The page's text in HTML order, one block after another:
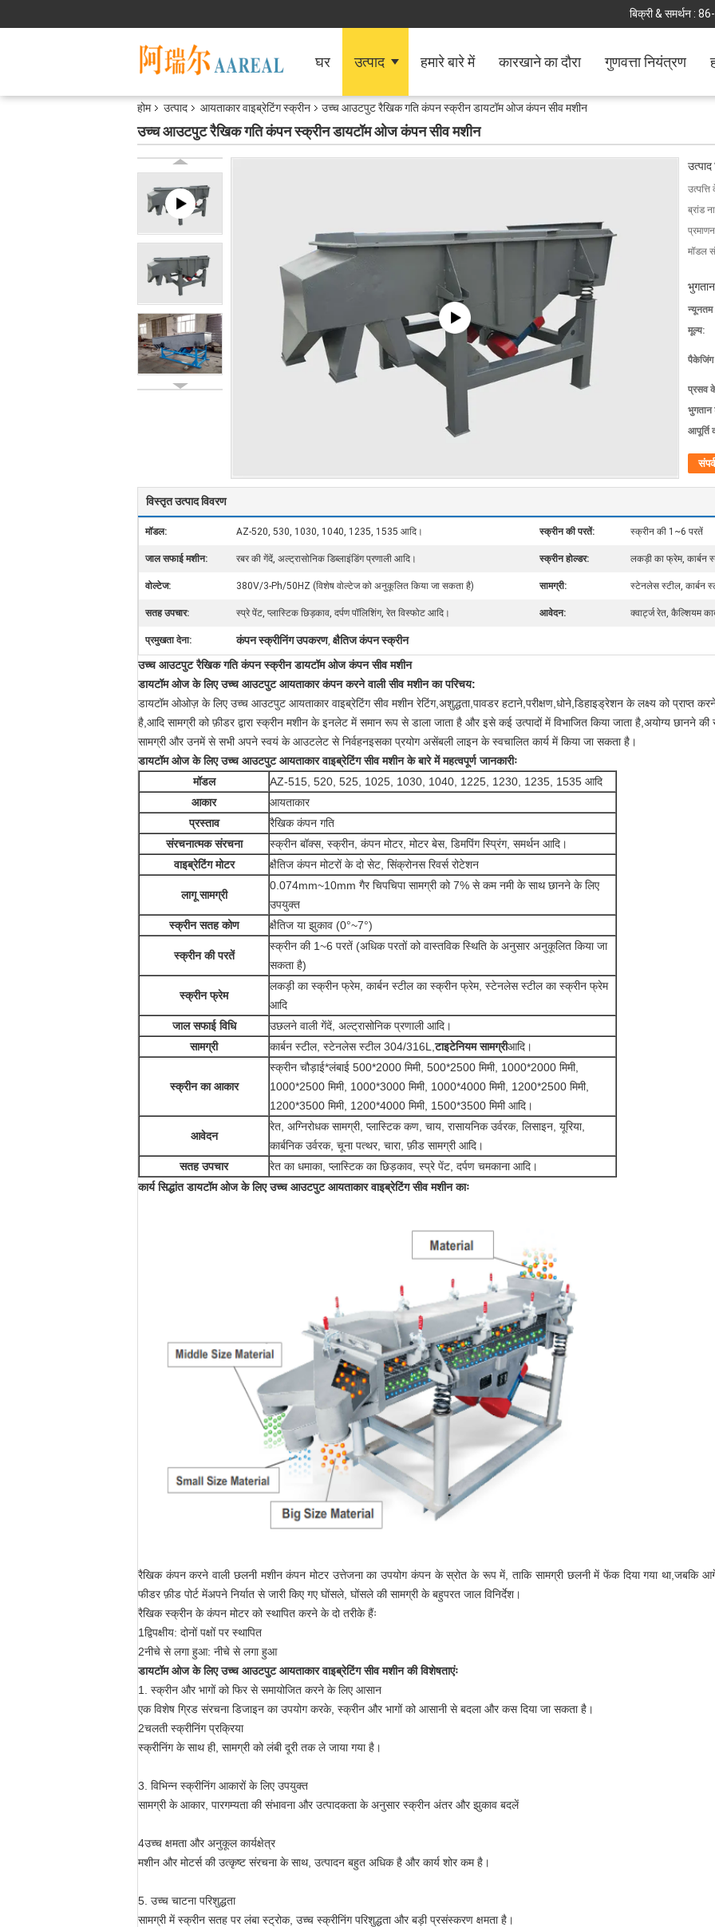
बिक्री & समर्थन :
घर उत्पाद हमारे बारे में कारखाने का दौरा गुणवत्ता नियंत्रण
होम उत्पाद आयताकार वाइब्रेटिंग स्क्रीन उच्च आउटपुट रैखिक गति कंपन स्क्रीन डायटॉम ओज कंपन सीव मशीन
उच्च आउटपुट रैखिक गति कंपन स्क्रीन डायटॉम ओज कंपन सीव मशीन
उत्पाद
ब्रांड
मॉडल
न्यूनतम
मूल्य:
पैकेजिंग
प्रसव
भुगतान
आपूर्ति
विस्तृत उत्पाद विवरण
मॉडल: AZ-520, 530, 1030, 1040, 1235, 1535 आदि। स्क्रीन की परतें: स्क्रीन की 1~6 परतें
जाल सफाई मशीन: रबर की गेंदें, अल्ट्रासोनिक डिब्लाइंडिंग प्रणाली आदि। स्क्रीन होल्डर: लकड़ी का फ्रेम, कार्बन
वोल्टेज: 380V/3-Ph/50HZ (विशेष वोल्टेज को अनुकूलित किया जा सकता है) सामग्री: स्टेनलेस स्टील, कार्बन
सतह उपचार: स्प्रे पेंट, प्लास्टिक छिड़काव, दर्पण पॉलिशिंग, रेत विस्फोट आदि। आवेदन: क्वार्ट्ज रेत, कैल्शियम
प्रमुखता देना: कंपन स्क्रीनिंग उपकरण, क्षैतिज कंपन स्क्रीन
उच्च आउटपुट रैखिक गति कंपन स्क्रीन डायटॉम ओज कंपन सीव मशीन
डायटॉम ओज के लिए उच्च आउटपुट आयताकार कंपन करने वाली सीव मशीन का परिचय:
डायटॉम ओओज़ के लिए उच्च आउटपुट आयताकार वाइब्रेटिंग सीव मशीन रेटिंग,अशुद्धता,पावडर हटाने,परीक्षण,धोने,डिहाइड्रेशन के लक्ष्य को प्राप्त
है,आदि सामग्री को फ़ीडर द्वारा स्क्रीन मशीन के इनलेट में समान रूप से डाला जाता है और इसे कई उत्पादों में विभाजित किया जाता है,अयोग्य छानने
सामग्री और उनमें से सभी अपने स्वयं के आउटलेट से निर्वहनइसका प्रयोग असेंबली लाइन के स्वचालित कार्य में किया जा सकता है।
डायटॉम ओज के लिए उच्च आउटपुट आयताकार वाइब्रेटिंग सीव मशीन के बारे में महत्वपूर्ण जानकारीः
मॉडल
AZ-515, 520, 525, 1025, 1030, 1040, 1225, 1230, 1235, 1535 आदि
आकार
आयताकार
प्रस्ताव
रैखिक कंपन गति
संरचनात्मक संरचना
स्क्रीन बॉक्स, स्क्रीन, कंपन मोटर, मोटर बेस, डिमपिंग स्प्रिंग, समर्थन आदि।
वाइब्रेटिंग मोटर
क्षैतिज कंपन मोटरों के दो सेट, सिंक्रोनस रिवर्स रोटेशन
लागू सामग्री
0.074mm~10mm गैर चिपचिपा सामग्री को 7% से कम नमी के साथ छानने के लिए
उपयुक्त
स्क्रीन सतह कोण
क्षैतिज या झुकाव (0°~7°)
स्क्रीन की परतें
स्क्रीन की 1~6 परतें (अधिक परतों को वास्तविक स्थिति के अनुसार अनुकूलित किया जा
सकता है)
स्क्रीन फ्रेम
लकड़ी का स्क्रीन फ्रेम, कार्बन स्टील का स्क्रीन फ्रेम, स्टेनलेस स्टील का स्क्रीन फ्रेम
आदि
जाल सफाई विधि
उछलने वाली गेंदें, अल्ट्रासोनिक प्रणाली आदि।
सामग्री
कार्बन स्टील, स्टेनलेस स्टील 304/316L,टाइटेनियम सामग्रीआदि।
स्क्रीन का आकार
स्क्रीन चौड़ाई*लंबाई 500*2000 मिमी, 500*2500 मिमी, 1000*2000 मिमी,
1000*2500 मिमी, 1000*3000 मिमी, 1000*4000 मिमी, 1200*2500 मिमी,
1200*3500 मिमी, 1200*4000 मिमी, 1500*3500 मिमी आदि।
आवेदन
रेत, अग्निरोधक सामग्री, प्लास्टिक कण, चाय, रासायनिक उर्वरक, लिसाइन, यूरिया,
कार्बनिक उर्वरक, चूना पत्थर, चारा, फ़ीड सामग्री आदि।
सतह उपचार
रेत का धमाका, प्लास्टिक का छिड़काव, स्प्रे पेंट, दर्पण चमकाना आदि।
कार्य सिद्धांत डायटॉम ओज के लिए उच्च आउटपुट आयताकार वाइब्रेटिंग सीव मशीन काः
रैखिक कंपन करने वाली छलनी मशीन कंपन मोटर उत्तेजना का उपयोग कंपन के स्रोत के रूप में, ताकि सामग्री छलनी में फेंक दिया गया था,जबकि
फीडर फ़ीड पोर्ट मेंअपने निर्यात से जारी किए गए घोंसले, घोंसले की सामग्री के बहुपरत जाल विनिर्देश।
रैखिक स्क्रीन के कंपन मोटर को स्थापित करने के दो तरीके हैंः
1द्विपक्षीय: दोनों पक्षों पर स्थापित
2नीचे से लगा हुआ: नीचे से लगा हुआ
डायटॉम ओज के लिए उच्च आउटपुट आयताकार वाइब्रेटिंग सीव मशीन की विशेषताएंः
1. स्क्रीन और भागों को फिर से समायोजित करने के लिए आसान
एक विशेष ग्रिड संरचना डिजाइन का उपयोग करके, स्क्रीन और भागों को आसानी से बदला और कस दिया जा सकता है।
2चलती स्क्रीनिंग प्रक्रिया
स्क्रीनिंग के साथ ही, सामग्री को लंबी दूरी तक ले जाया गया है।
3. विभिन्न स्क्रीनिंग आकारों के लिए उपयुक्त
सामग्री के आकार, पारगम्यता की संभावना और उत्पादकता के अनुसार स्क्रीन अंतर और झुकाव बदलें
4उच्च क्षमता और अनुकूल कार्यक्षेत्र
मशीन और मोटर्स की उत्कृष्ट संरचना के साथ, उत्पादन बहुत अधिक है और कार्य शोर कम है।
5. उच्च चाटना परिशुद्धता
सामग्री में स्क्रीन सतह पर लंबा स्ट्रोक, उच्च स्क्रीनिंग परिशुद्धता और बड़ी प्रसंस्करण क्षमता है।